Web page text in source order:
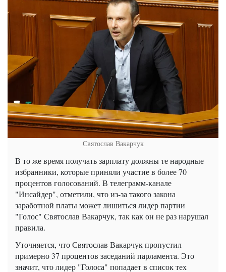
Святослав Вакарчук
В то же время получать зарплату должны те народные
избранники, которые приняли участие в более 70
процентов голосований. В телеграмм-канале
"Инсайдер", отметили, что из-за такого закона
заработной платы может лишиться лидер партии
"Голос" Святослав Вакарчук, так как он не раз нарушал
правила.
Уточняется, что Святослав Вакарчук пропустил
примерно 37 процентов заседаний парламента. Это
значит, что лидер "Голоса" попадает в список тех